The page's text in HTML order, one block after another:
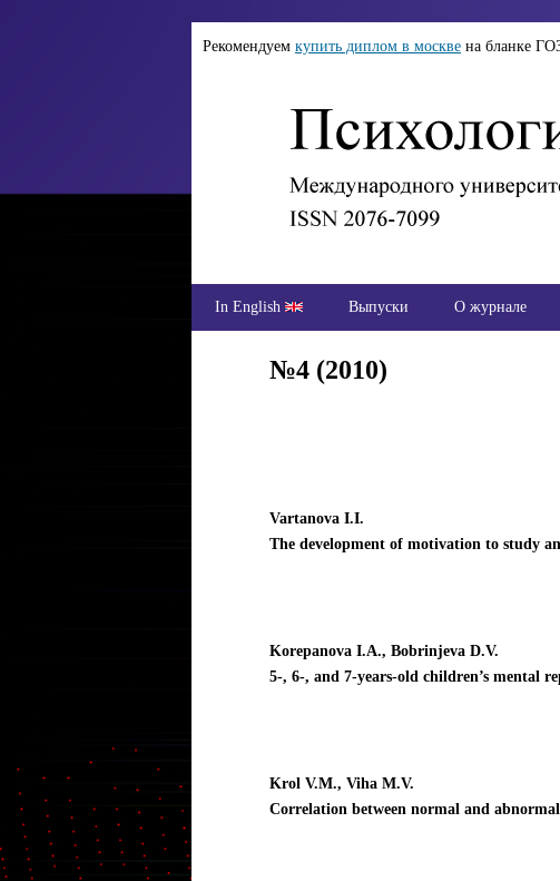
Рекомендуем купить диплом в москве на бланке
In English Выпуски О журнале
№4 (2010)
Vartanova I.I.
The development of motivation to study
Korepanova I.A., Bobrinjeva D.V.
5-, 6-, and 7-years-old children’s mental
Krol V.M., Viha M.V.
Correlation between normal and